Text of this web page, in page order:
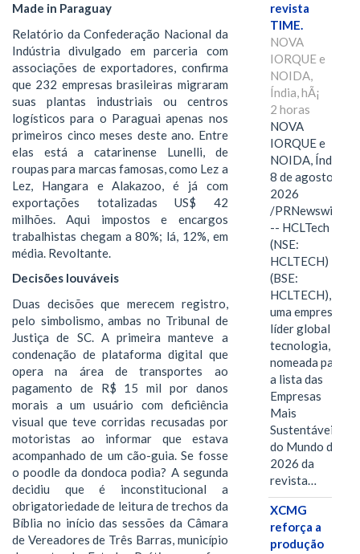
Made in Paraguay
Relatório da Confederação Nacional da
Indústria divulgado em parceria com
associações de exportadores, confirma
que 232 empresas brasileiras migraram
suas plantas industriais ou centros
logísticos para o Paraguai apenas nos
primeiros cinco meses deste ano. Entre
elas está a catarinense Lunelli, de
roupas para marcas famosas, como Lez a
Lez, Hangara e Alakazoo, é já com
exportações totalizadas US$ 42
milhões. Aqui impostos e encargos
trabalhistas chegam a 80%; lá, 12%, em
média. Revoltante.
Decisões louváveis
Duas decisões que merecem registro,
pelo simbolismo, ambas no Tribunal de
Justiça de SC. A primeira manteve a
condenação de plataforma digital que
opera na área de transportes ao
pagamento de R$ 15 mil por danos
morais a um usuário com deficiência
visual que teve corridas recusadas por
motoristas ao informar que estava
acompanhado de um cão-guia. Se fosse
o poodle da dondoca podia? A segunda
decidiu que é inconstitucional a
obrigatoriedade de leitura de trechos da
Bíblia no início das sessões da Câmara
de Vereadores de Três Barras, município
revista
TIME.
NOVA
IORQUE e
NOIDA,
Índia, hÃ¡
2 horas
NOVA
IORQUE e
NOIDA, Índia,
8 de agosto de
2026
/PRNewswire/
-- HCLTech
(NSE:
HCLTECH)
(BSE:
HCLTECH),
uma empresa
líder global em
tecnologia, foi
nomeada para
a lista das
Empresas
Mais
Sustentáveis
do Mundo de
2026 da
revista…
XCMG
reforça a
produção